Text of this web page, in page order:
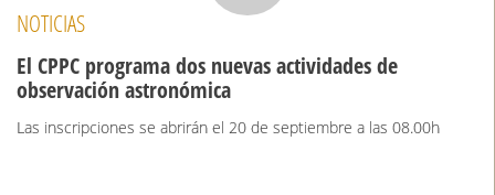
NOTICIAS
El CPPC programa dos nuevas actividades de
observación astronómica
Las inscripciones se abrirán el 20 de septiembre a las 08.00h